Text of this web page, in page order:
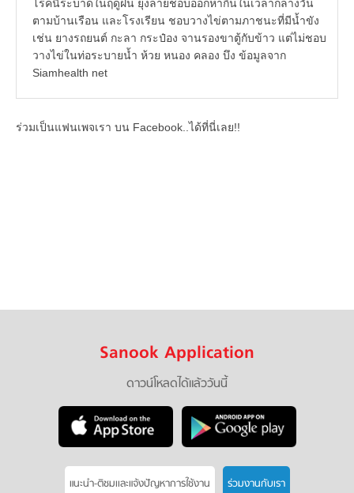
โรคนี้ระบาดในฤดูฝน ยุงลายชอบออกหากินในเวลากลางวัน
ตามบ้านเรือน และโรงเรียน ชอบวางไข่ตามภาชนะที่มีน้ำขัง
เช่น ยางรถยนต์ กะลา กระป๋อง จานรองขาตู้กับข้าว แต่ไม่ชอบ
วางไข่ในท่อระบายน้ำ ห้วย หนอง คลอง บึง ข้อมูลจาก
Siamhealth net
ร่วมเป็นแฟนเพจเรา บน Facebook..ได้ที่นี่เลย!!
Sanook Application
ดาวน์โหลดได้แล้ววันนี้
แนะนำ-ติชมเเละแจ้งปัญหาการใช้งาน ร่วมงานกับเรา